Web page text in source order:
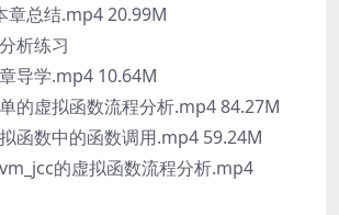
总结.mp4 20.99M
析练习
导学.mp4 10.64M
的虚拟函数流程分析.mp4 84.27M
函数中的函数调用.mp4 59.24M
的虚拟函数流程分析.mp4